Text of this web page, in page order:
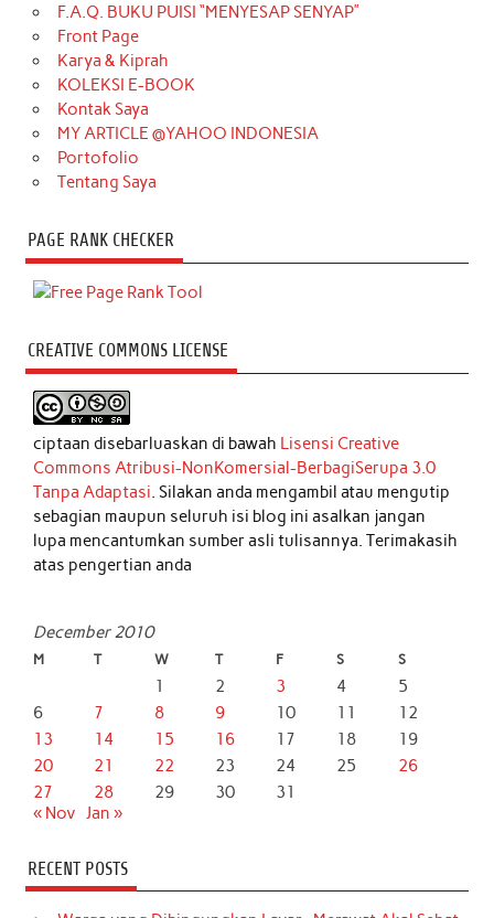
F.A.Q. BUKU PUISI “MENYESAP SENYAP”
Front Page
Karya & Kiprah
KOLEKSI E-BOOK
Kontak Saya
MY ARTICLE @YAHOO INDONESIA
Portofolio
Tentang Saya
PAGE RANK CHECKER
CREATIVE COMMONS LICENSE
ciptaan disebarluaskan di bawah Lisensi Creative
Commons Atribusi-NonKomersial-BerbagiSerupa 3.0
Tanpa Adaptasi. Silakan anda mengambil atau mengutip
sebagian maupun seluruh isi blog ini asalkan jangan
lupa mencantumkan sumber asli tulisannya. Terimakasih
atas pengertian anda
December 2010
M T W T F S S
1 2 3 4
5
6
7 8 9 10 11
12
13
14 15 16 17 18
19
20
21 22 23 24 25
26
27
28 29 30
31
« Nov Jan »
RECENT POSTS